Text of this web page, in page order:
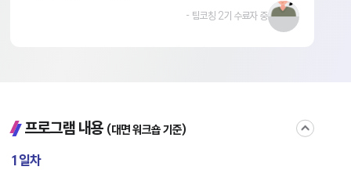
- 팀코칭 2기 수료자 중
프로그램 내용 (대면 워크숍 기준)
접
기
1일차